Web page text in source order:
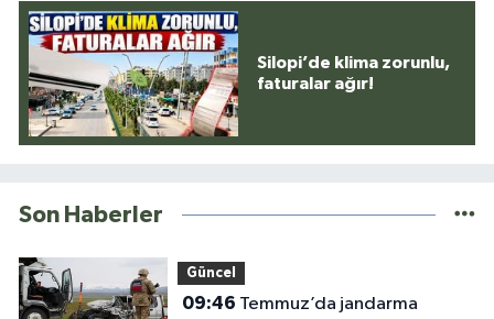
Silopi’de klima zorunlu,
faturalar ağır!
Son Haberler
Güncel
09:46